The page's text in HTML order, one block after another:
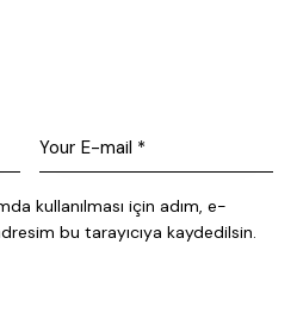
kullanılması için adım, e-
bu tarayıcıya kaydedilsin.